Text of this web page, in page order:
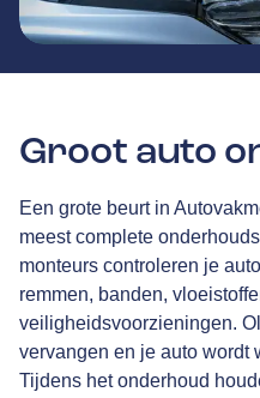
Groot auto
Een grote beurt in
meest complete
monteurs controleren je
remmen, banden,
veiligheidsvoorzieningen.
vervangen en je auto wordt
Tijdens het onderhoud